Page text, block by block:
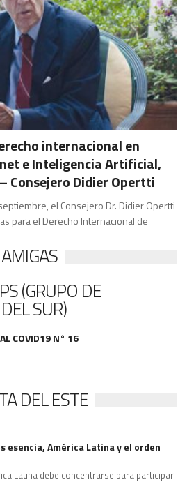
internacional en
e Inteligencia Artificial,
Consejero Didier Opertti
el Consejero Dr. Didier Opertti
para el Derecho Internacional de
(GRUPO DE
SUR)
COVID19 N° 16
DEL ESTE
esencia, América Latina y el orden
Latina debe concentrarse para participar